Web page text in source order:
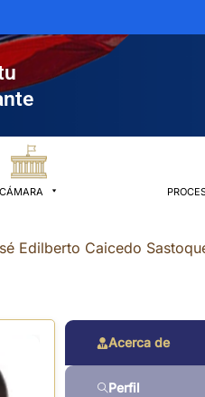
CÁMARA
Edilberto Caicedo
Acerca de
Perfil